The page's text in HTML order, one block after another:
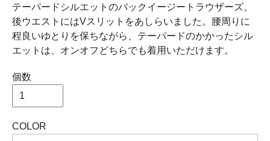
テーパードシルエットのバックイージートラウザーズ。
後ウエストにはVスリットをあしらいました。腰周りに
程良いゆとりを保ちながら、テーパードのかかったシル
エットは、オンオフどちらでも着用いただけます。
個数
COLOR